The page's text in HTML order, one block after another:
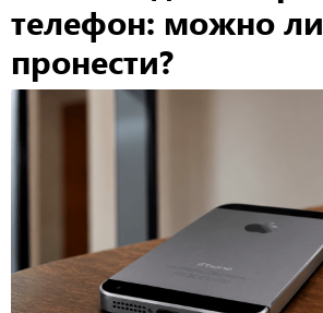
телефон: можно ли
пронести?